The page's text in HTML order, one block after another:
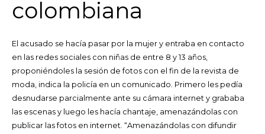
colombiana
El acusado se hacía pasar por la mujer y entraba en contacto
en las redes sociales con niñas de entre 8 y 13 años,
proponiéndoles la sesión de fotos con el fin de la revista de
moda, indica la policía en un comunicado. Primero les pedía
desnudarse parcialmente ante su cámara internet y grababa
las escenas y luego les hacía chantaje, amenazándolas con
publicar las fotos en internet. “Amenazándolas con difundir